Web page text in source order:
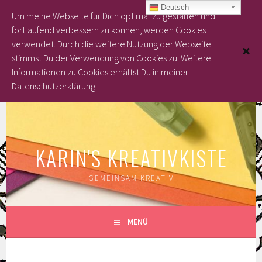
Inhalt
KARIN'S KREATIVKISTE
GEMEINSAM KREATIV
MENÜ
Deutsch
Um meine Webseite für Dich optimal zu gestalten und
fortlaufend verbessern zu können, werden Cookies
verwendet. Durch die weitere Nutzung der Webseite
stimmst Du der Verwendung von Cookies zu. Weitere
Informationen zu Cookies erhältst Du in meiner
Datenschutzerklärung.